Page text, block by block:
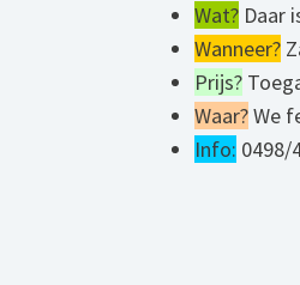
Wat? Daar
Wanneer?
Prijs?
Waar?We
Info: 0498/